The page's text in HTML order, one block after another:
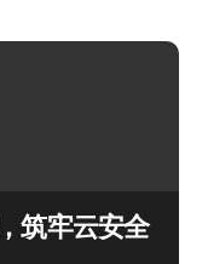
筑牢云安全